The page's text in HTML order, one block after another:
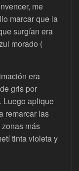
me
marcar que la
surgían era
morado (
era
gris por
Luego aplique
remarcar las
más
tinta violeta y